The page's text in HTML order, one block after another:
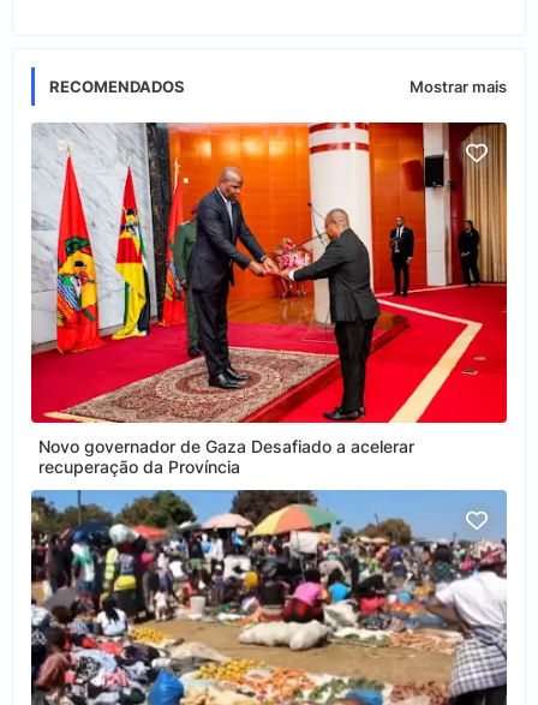
RECOMENDADOS Mostrar mais
Novo governador de Gaza Desafiado a acelerar
recuperação da Província